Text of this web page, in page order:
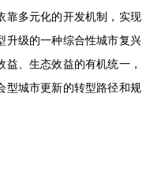
靠多元化的开发机制，实现
升级的一种综合性城市复兴
、生态效益的有机统一，
型城市更新的转型路径和规